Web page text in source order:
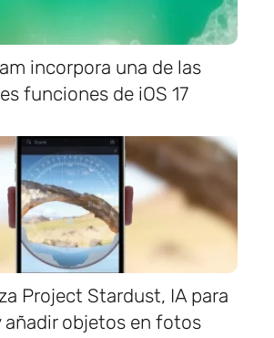
incorpora una de las
funciones de iOS 17
Project Stardust, IA para
añadir objetos en fotos